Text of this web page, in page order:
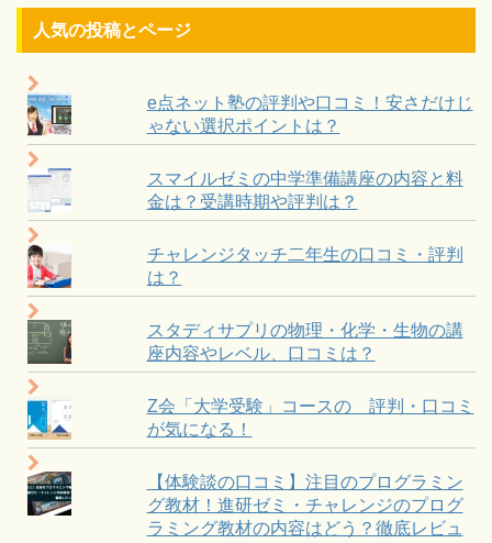
人気の投稿とページ
e点ネット塾の評判や口コミ！安さだけじ
ゃない選択ポイントは？
スマイルゼミの中学準備講座の内容と料
金は？受講時期や評判は？
チャレンジタッチ二年生の口コミ・評判
は？
スタディサプリの物理・化学・生物の講
座内容やレベル、口コミは？
Z会「大学受験」コースの 評判・口コミ
が気になる！
【体験談の口コミ】注目のプログラミン
グ教材！進研ゼミ・チャレンジのプログ
ラミング教材の内容はどう？徹底レビュ